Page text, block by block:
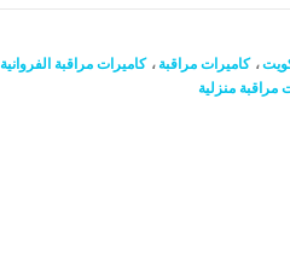
،كاميرات مراقبة ،كاميرات مراقبة الفروانية
مراقبة منزلية